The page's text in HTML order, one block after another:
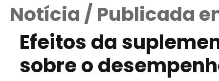
Notícia / Publicada
Efeitos da
sobre o